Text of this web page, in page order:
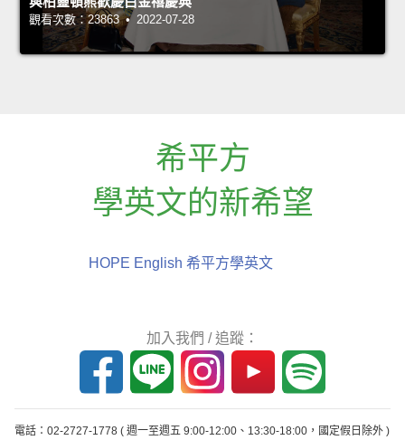
觀看次數：23863 • 2022-07-28
希平方
學英文的新希望
HOPE English 希平方學英文
加入我們 / 追蹤：
電話：02-2727-1778 ( 週一至週五 9:00-12:00、13:30-18:00，國定假日除外 )